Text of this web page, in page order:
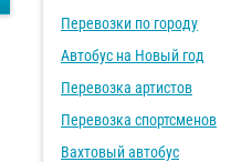
Перевозки по городу
Автобус на Новый год
Перевозка артистов
Перевозка спортсменов
Вахтовый автобус